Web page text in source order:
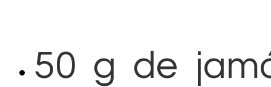
50 g de